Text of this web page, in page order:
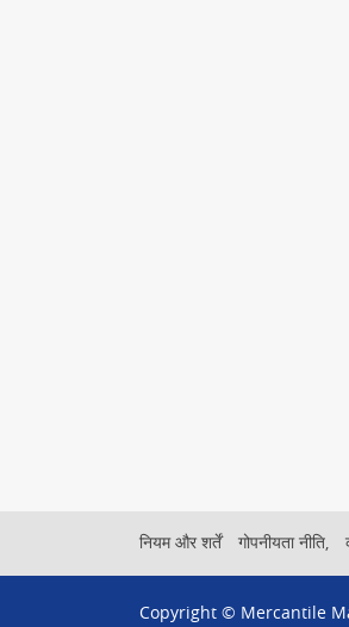
Footer
Menu
नियम और शर्तें गोपनीयता नीति,
Copyright © Mercantile